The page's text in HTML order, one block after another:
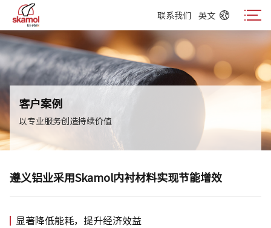
联系我们 英文
联系我们 英文
客户案例
以专业服务创造持续价值
遵义铝业采用Skamol内衬材料实现节能增效
显著降低能耗，提升经济效益